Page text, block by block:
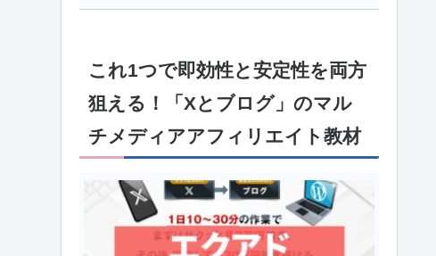
これ1つで即効性と安定性を両方
狙える！「Xとブログ」のマル
チメディアアフィリエイト教材